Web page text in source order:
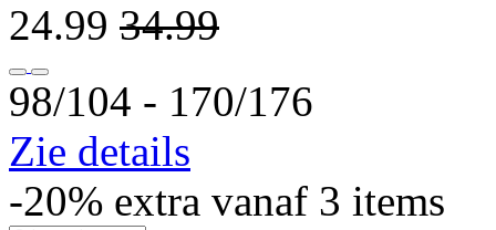
24.99 34.99
98/104 ‐ 170/176
Zie details
-20% extra vanaf 3 items